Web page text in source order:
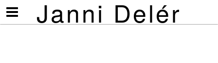
Janni Delér
Visa/göm
meny